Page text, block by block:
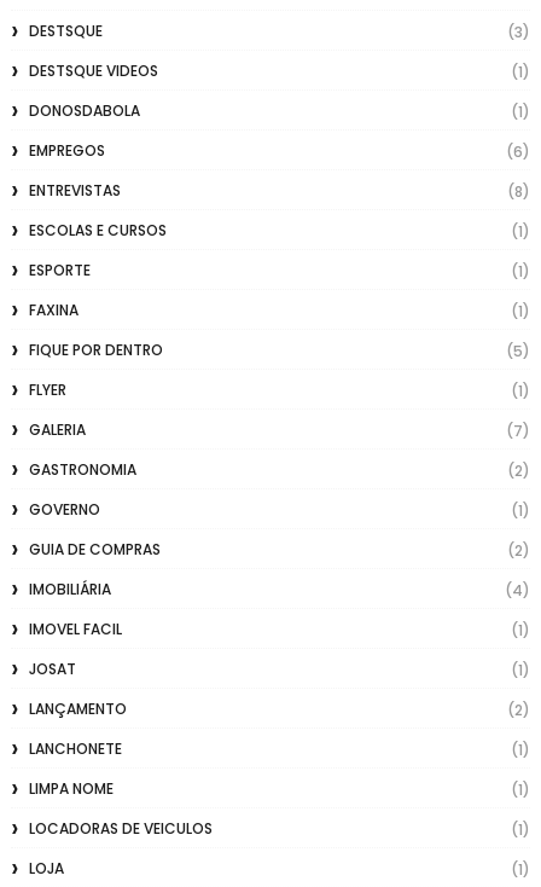
DESTSQUE
(3)
DESTSQUE VIDEOS
(1)
DONOSDABOLA
(1)
EMPREGOS
(6)
ENTREVISTAS
(8)
ESCOLAS E CURSOS
(1)
ESPORTE
(1)
FAXINA
(1)
FIQUE POR DENTRO
(5)
FLYER
(1)
GALERIA
(7)
GASTRONOMIA
(2)
GOVERNO
(1)
GUIA DE COMPRAS
(2)
IMOBILIÁRIA
(4)
IMOVEL FACIL
(1)
JOSAT
(1)
LANÇAMENTO
(2)
LANCHONETE
(1)
LIMPA NOME
(1)
LOCADORAS DE VEICULOS
(1)
LOJA
(1)